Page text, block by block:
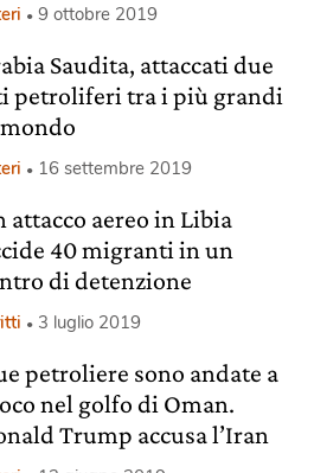
9 ottobre 2019
Saudita, attaccati due
petroliferi tra i più grandi
16 settembre 2019
attacco aereo in Libia
40 migranti in un
di detenzione
3 luglio 2019
petroliere sono andate a
nel golfo di Oman.
Trump accusa l’Iran